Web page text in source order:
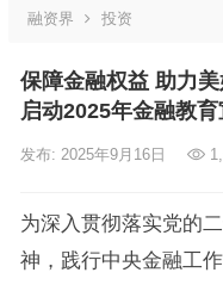
融资界 投资
保障金融权益 助力
启动2025年金融教
发布: 2025年9月16日
为深入贯彻落实党的
神，践行中央金融工